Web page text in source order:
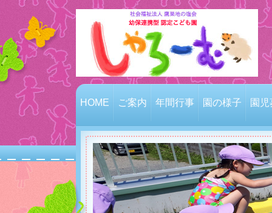
HOME ご案内 年間行事 園の様子 園